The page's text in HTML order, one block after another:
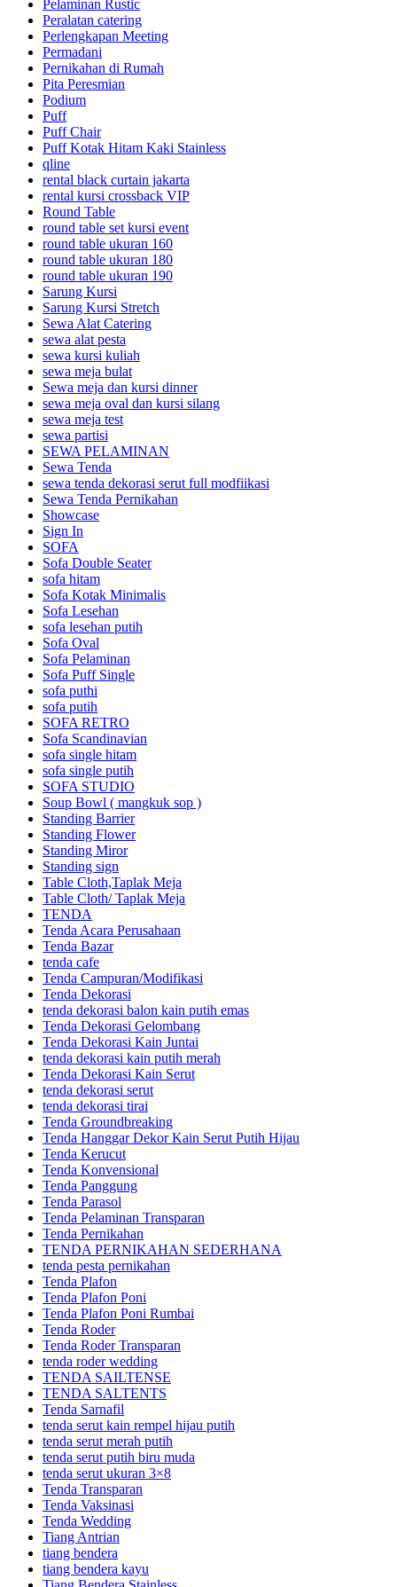
Pelaminan Rustic
Peralatan catering
Perlengkapan Meeting
Permadani
Pernikahan di Rumah
Pita Peresmian
Podium
Puff
Puff Chair
Puff Kotak Hitam Kaki Stainless
qline
rental black curtain jakarta
rental kursi crossback VIP
Round Table
round table set kursi event
round table ukuran 160
round table ukuran 180
round table ukuran 190
Sarung Kursi
Sarung Kursi Stretch
Sewa Alat Catering
sewa alat pesta
sewa kursi kuliah
sewa meja bulat
Sewa meja dan kursi dinner
sewa meja oval dan kursi silang
sewa meja test
sewa partisi
SEWA PELAMINAN
Sewa Tenda
sewa tenda dekorasi serut full modfiikasi
Sewa Tenda Pernikahan
Showcase
Sign In
SOFA
Sofa Double Seater
sofa hitam
Sofa Kotak Minimalis
Sofa Lesehan
sofa lesehan putih
Sofa Oval
Sofa Pelaminan
Sofa Puff Single
sofa puthi
sofa putih
SOFA RETRO
Sofa Scandinavian
sofa single hitam
sofa single putih
SOFA STUDIO
Soup Bowl ( mangkuk sop )
Standing Barrier
Standing Flower
Standing Miror
Standing sign
Table Cloth,Taplak Meja
Table Cloth/ Taplak Meja
TENDA
Tenda Acara Perusahaan
Tenda Bazar
tenda cafe
Tenda Campuran/Modifikasi
Tenda Dekorasi
tenda dekorasi balon kain putih emas
Tenda Dekorasi Gelombang
Tenda Dekorasi Kain Juntai
tenda dekorasi kain putih merah
Tenda Dekorasi Kain Serut
tenda dekorasi serut
tenda dekorasi tirai
Tenda Groundbreaking
Tenda Hanggar Dekor Kain Serut Putih Hijau
Tenda Kerucut
Tenda Konvensional
Tenda Panggung
Tenda Parasol
Tenda Pelaminan Transparan
Tenda Pernikahan
TENDA PERNIKAHAN SEDERHANA
tenda pesta pernikahan
Tenda Plafon
Tenda Plafon Poni
Tenda Plafon Poni Rumbai
Tenda Roder
Tenda Roder Transparan
tenda roder wedding
TENDA SAILTENSE
TENDA SALTENTS
Tenda Sarnafil
tenda serut kain rempel hijau putih
tenda serut merah putih
tenda serut putih biru muda
tenda serut ukuran 3×8
Tenda Transparan
Tenda Vaksinasi
Tenda Wedding
Tiang Antrian
tiang bendera
tiang bendera kayu